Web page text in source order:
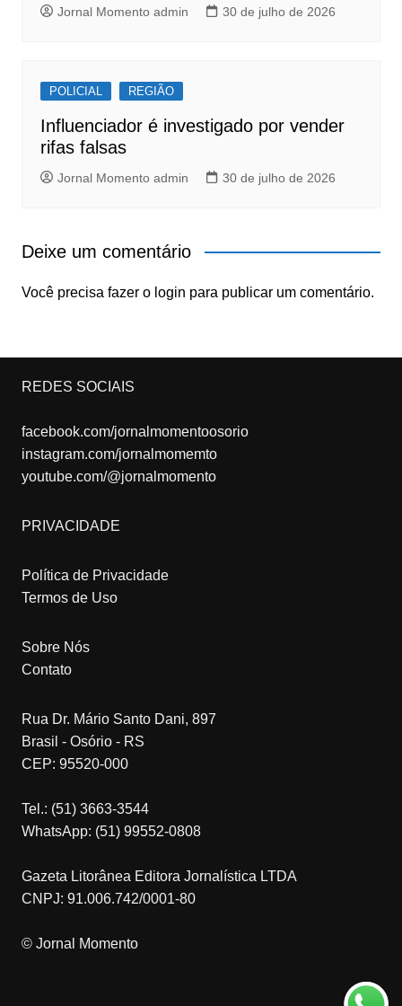
Jornal Momento admin 30 de julho de 2026
POLICIAL REGIÃO
Influenciador é investigado por vender
rifas falsas
Jornal Momento admin 30 de julho de 2026
Deixe um comentário
Você precisa fazer o login para publicar um comentário.
REDES SOCIAIS
facebook.com/jornalmomentoosorio
instagram.com/jornalmomemto
youtube.com/@jornalmomento
PRIVACIDADE
Política de Privacidade
Termos de Uso
Sobre Nós
Contato
Rua Dr. Mário Santo Dani, 897
Brasil - Osório - RS
CEP: 95520-000
Tel.: (51) 3663-3544
WhatsApp: (51) 99552-0808
Gazeta Litorânea Editora Jornalística LTDA
CNPJ: 91.006.742/0001-80
© Jornal Momento